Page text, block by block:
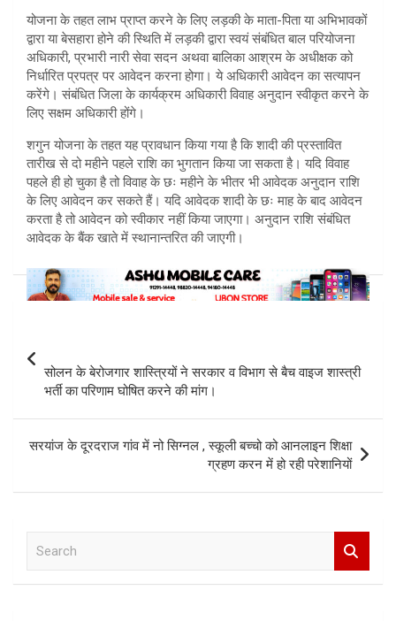
योजना के तहत लाभ प्राप्त करने के लिए लड़की के माता-पिता या अभिभावकों
द्वारा या बेसहारा होने की स्थिति में लड़की द्वारा स्वयं संबंधित बाल परियोजना
अधिकारी, प्रभारी नारी सेवा सदन अथवा बालिका आश्रम के अधीक्षक को
निर्धारित प्रपत्र पर आवेदन करना होगा। ये अधिकारी आवेदन का सत्यापन
करेंगे। संबंधित जिला के कार्यक्रम अधिकारी विवाह अनुदान स्वीकृत करने के
लिए सक्षम अधिकारी होंगे।
शगुन योजना के तहत यह प्रावधान किया गया है कि शादी की प्रस्तावित
तारीख से दो महीने पहले राशि का भुगतान किया जा सकता है। यदि विवाह
पहले ही हो चुका है तो विवाह के छः महीने के भीतर भी आवेदक अनुदान राशि
के लिए आवेदन कर सकते हैं। यदि आवेदक शादी के छः माह के बाद आवेदन
करता है तो आवेदन को स्वीकार नहीं किया जाएगा। अनुदान राशि संबंधित
आवेदक के बैंक खाते में स्थानान्तरित की जाएगी।
सोलन के बेरोजगार शास्त्रियों ने सरकार व विभाग से बैच वाइज शास्त्री
भर्ती का परिणाम घोषित करने की मांग।
सरयांज के दूरदराज गांव में नो सिग्नल , स्कूली बच्चो को आनलाइन शिक्षा
ग्रहण करन में हो रही परेशानियों